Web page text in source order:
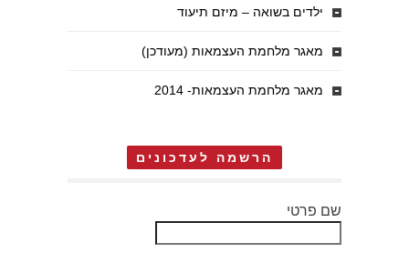
ילדים בשואה – מיזם תיעוד
מאגר מלחמת העצמאות (מעודכן)
מאגר מלחמת העצמאות- 2014
הרשמה לעדכונים
שם פרטי